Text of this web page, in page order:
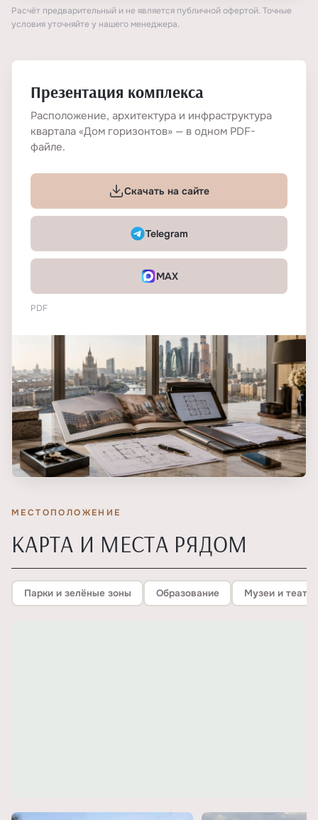
Расчёт предварительный и не является публичной офертой. Точные
условия уточняйте у нашего менеджера.
Презентация комплекса
Расположение, архитектура и инфраструктура
квартала «Дом горизонтов» — в одном PDF-
файле.
Скачать на сайте
Telegram
MAX
PDF
МЕСТОПОЛОЖЕНИЕ
КАРТА И МЕСТА РЯДОМ
Парки и зелёные зоны Образование Музеи и